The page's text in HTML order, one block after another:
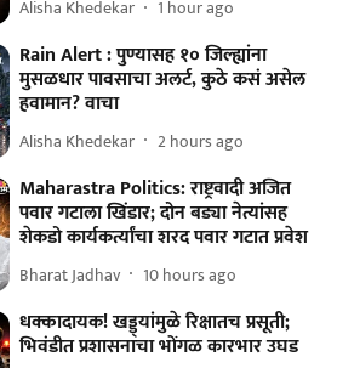
Alisha Khedekar 1 hour ago
Rain Alert : पुण्यासह १० जिल्ह्यांना
मुसळधार पावसाचा अलर्ट, कुठे कसं असेल
हवामान? वाचा
Alisha Khedekar 2 hours ago
Maharastra Politics: राष्ट्रवादी अजित
पवार गटाला खिंडार; दोन बड्या नेत्यांसह
शेकडो कार्यकर्त्यांचा शरद पवार गटात प्रवेश
Bharat Jadhav 10 hours ago
धक्कादायक! खड्ड्यांमुळे रिक्षातच प्रसूती;
भिवंडीत प्रशासनाचा भोंगळ कारभार उघड